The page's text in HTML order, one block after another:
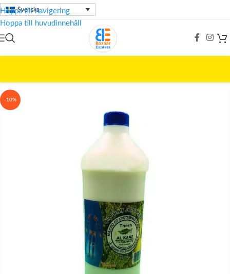
Hoppa till navigering
Hoppa till huvudinnehåll
Svenska
-10%